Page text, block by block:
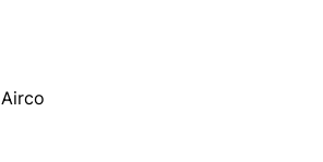
Airco